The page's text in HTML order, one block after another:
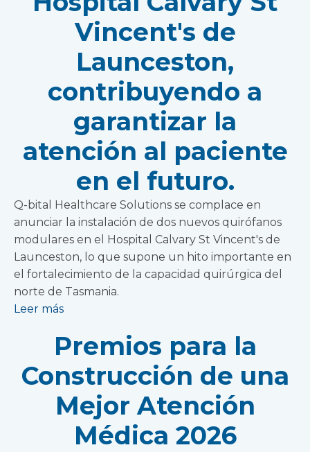
Vincent's de
Launceston,
contribuyendo a
garantizar la
atención al paciente
en el futuro.
Q-bital Healthcare Solutions se complace en
anunciar la instalación de dos nuevos quirófanos
modulares en el Hospital Calvary St Vincent's de
Launceston, lo que supone un hito importante en
el fortalecimiento de la capacidad quirúrgica del
norte de Tasmania.
Leer más
Premios para la
Construcción de una
Mejor Atención
Médica 2026